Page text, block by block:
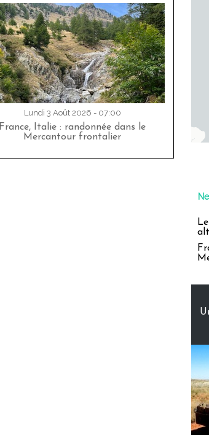
Lundi 3 Août 2026 - 07:00
France, Italie : randonnée dans le
Mercantour frontalier